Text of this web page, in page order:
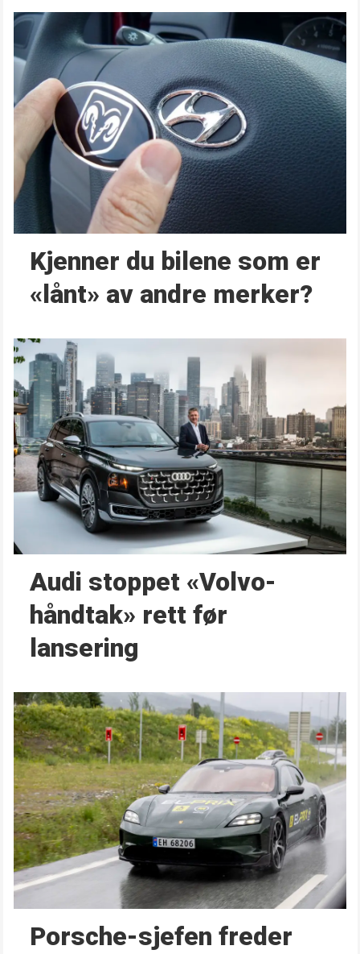
Kjenner du bilene som er
«lånt» av andre merker?
Audi stoppet «Volvo-
håndtak» rett før
lansering
Porsche-sjefen freder